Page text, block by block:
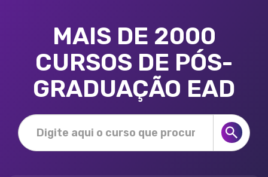
MAIS DE 2000
CURSOS DE PÓS-
GRADUAÇÃO EAD